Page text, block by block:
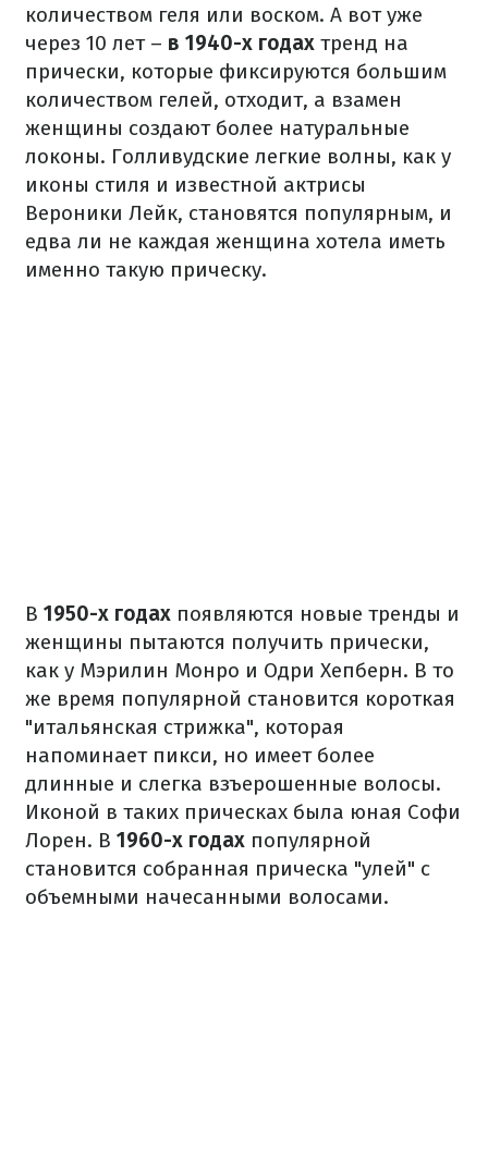
количеством геля или воском. А вот уже
через 10 лет – в 1940-х годах тренд на
прически, которые фиксируются большим
количеством гелей, отходит, а взамен
женщины создают более натуральные
локоны. Голливудские легкие волны, как у
иконы стиля и известной актрисы
Вероники Лейк, становятся популярным, и
едва ли не каждая женщина хотела иметь
именно такую прическу.
В 1950-х годах появляются новые тренды и
женщины пытаются получить прически,
как у Мэрилин Монро и Одри Хепберн. В то
же время популярной становится короткая
"итальянская стрижка", которая
напоминает пикси, но имеет более
длинные и слегка взъерошенные волосы.
Иконой в таких прическах была юная Софи
Лорен. В 1960-х годах популярной
становится собранная прическа "улей" с
объемными начесанными волосами.